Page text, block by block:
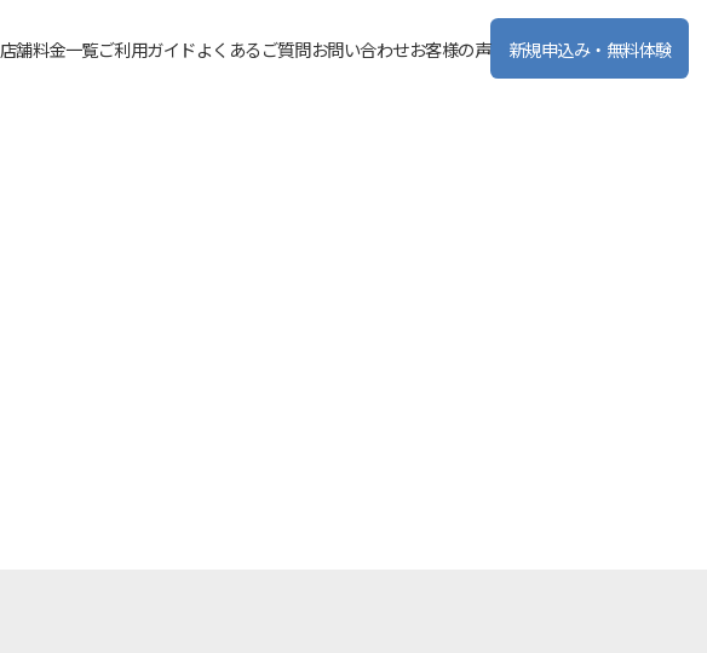
店舗料金一覧ご利用ガイドよくあるご質問お問い合わせお客様の声 新規申込み・無料体験